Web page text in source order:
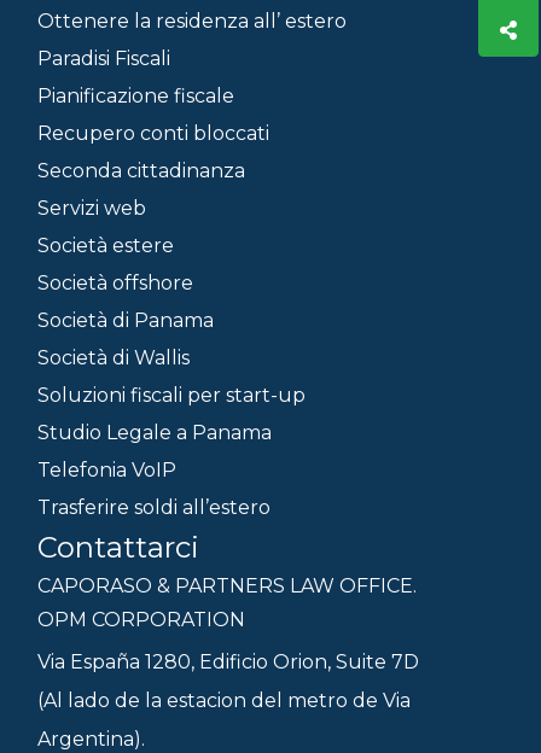
Ottenere la residenza all’ estero
Paradisi Fiscali
Pianificazione fiscale
Recupero conti bloccati
Seconda cittadinanza
Servizi web
Società estere
Società offshore
Società di Panama
Società di Wallis
Soluzioni fiscali per start-up
Studio Legale a Panama
Telefonia VoIP
Trasferire soldi all’estero
Contattarci
CAPORASO & PARTNERS LAW OFFICE.
OPM CORPORATION
Via España 1280, Edificio Orion, Suite 7D
(Al lado de la estacion del metro de Via
Argentina).